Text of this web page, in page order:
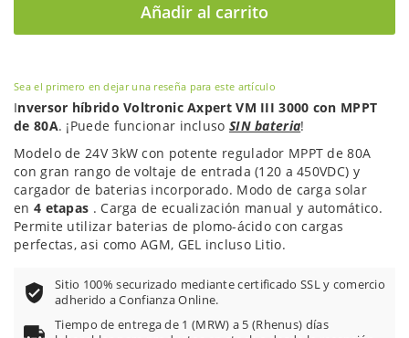
Añadir al carrito
Sea el primero en dejar una reseña para este artículo
Inversor híbrido Voltronic Axpert VM III 3000 con MPPT
de 80A. ¡Puede funcionar incluso SIN bateria!
Modelo de 24V 3kW con potente regulador MPPT de 80A
con gran rango de voltaje de entrada (120 a 450VDC) y
cargador de baterias incorporado. Modo de carga solar
en 4 etapas . Carga de ecualización manual y automático.
Permite utilizar baterias de plomo-ácido con cargas
perfectas, asi como AGM, GEL incluso Litio.
Sitio 100% securizado mediante certificado SSL y comercio
adherido a Confianza Online.
Tiempo de entrega de 1 (MRW) a 5 (Rhenus) días